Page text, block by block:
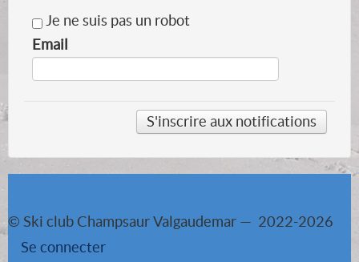
Je ne suis pas un robot
Email
© Ski club Champsaur Valgaudemar — 2022-2026
Se connecter